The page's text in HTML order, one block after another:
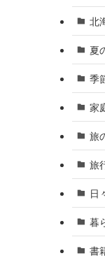
北
夏
季
家
旅
旅
日
暮
書